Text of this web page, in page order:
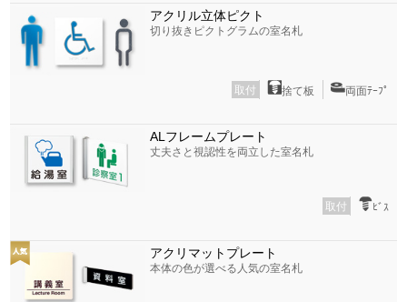
アクリル立体ピクト
切り抜きピクトグラムの室名札
取付 捨て板 両面ﾃｰﾌﾟ
ALフレームプレート
丈夫さと視認性を両立した室名札
取付 ﾋﾞｽ
アクリマットプレート
本体の色が選べる人気の室名札